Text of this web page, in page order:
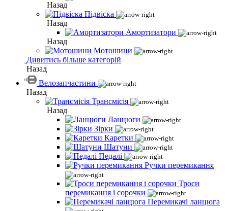
Назад
Підвіска
Назад
Амортизатори
Назад
Мотошини
Дивитись більше категорій
Назад
Велозапчастини
Назад
Трансмісія
Назад
Ланцюги
Зірки
Каретки
Шатуни
Педалі
Ручки перемикання
Троси
перемикання і сорочки
Перемикачі ланцюга